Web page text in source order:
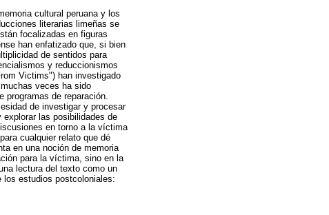
cultural peruana y los
literarias limeñas se
focalizadas en figuras
han enfatizado que, si bien
de sentidos para
y reduccionismos
Victims") han investigado
veces ha sido
de reparación.
de investigar y procesar
las posibilidades de
en torno a la víctima
cualquier relato que dé
en una noción de memoria
para la víctima, sino en la
lectura del texto como un
estudios postcoloniales: